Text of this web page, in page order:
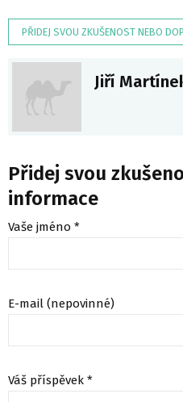
PŘIDEJ SVOU ZKUŠENOST NEBO
Jiří
Přidej svou
informace
Vaše jméno *
E-mail (nepovinné)
Váš příspěvek *